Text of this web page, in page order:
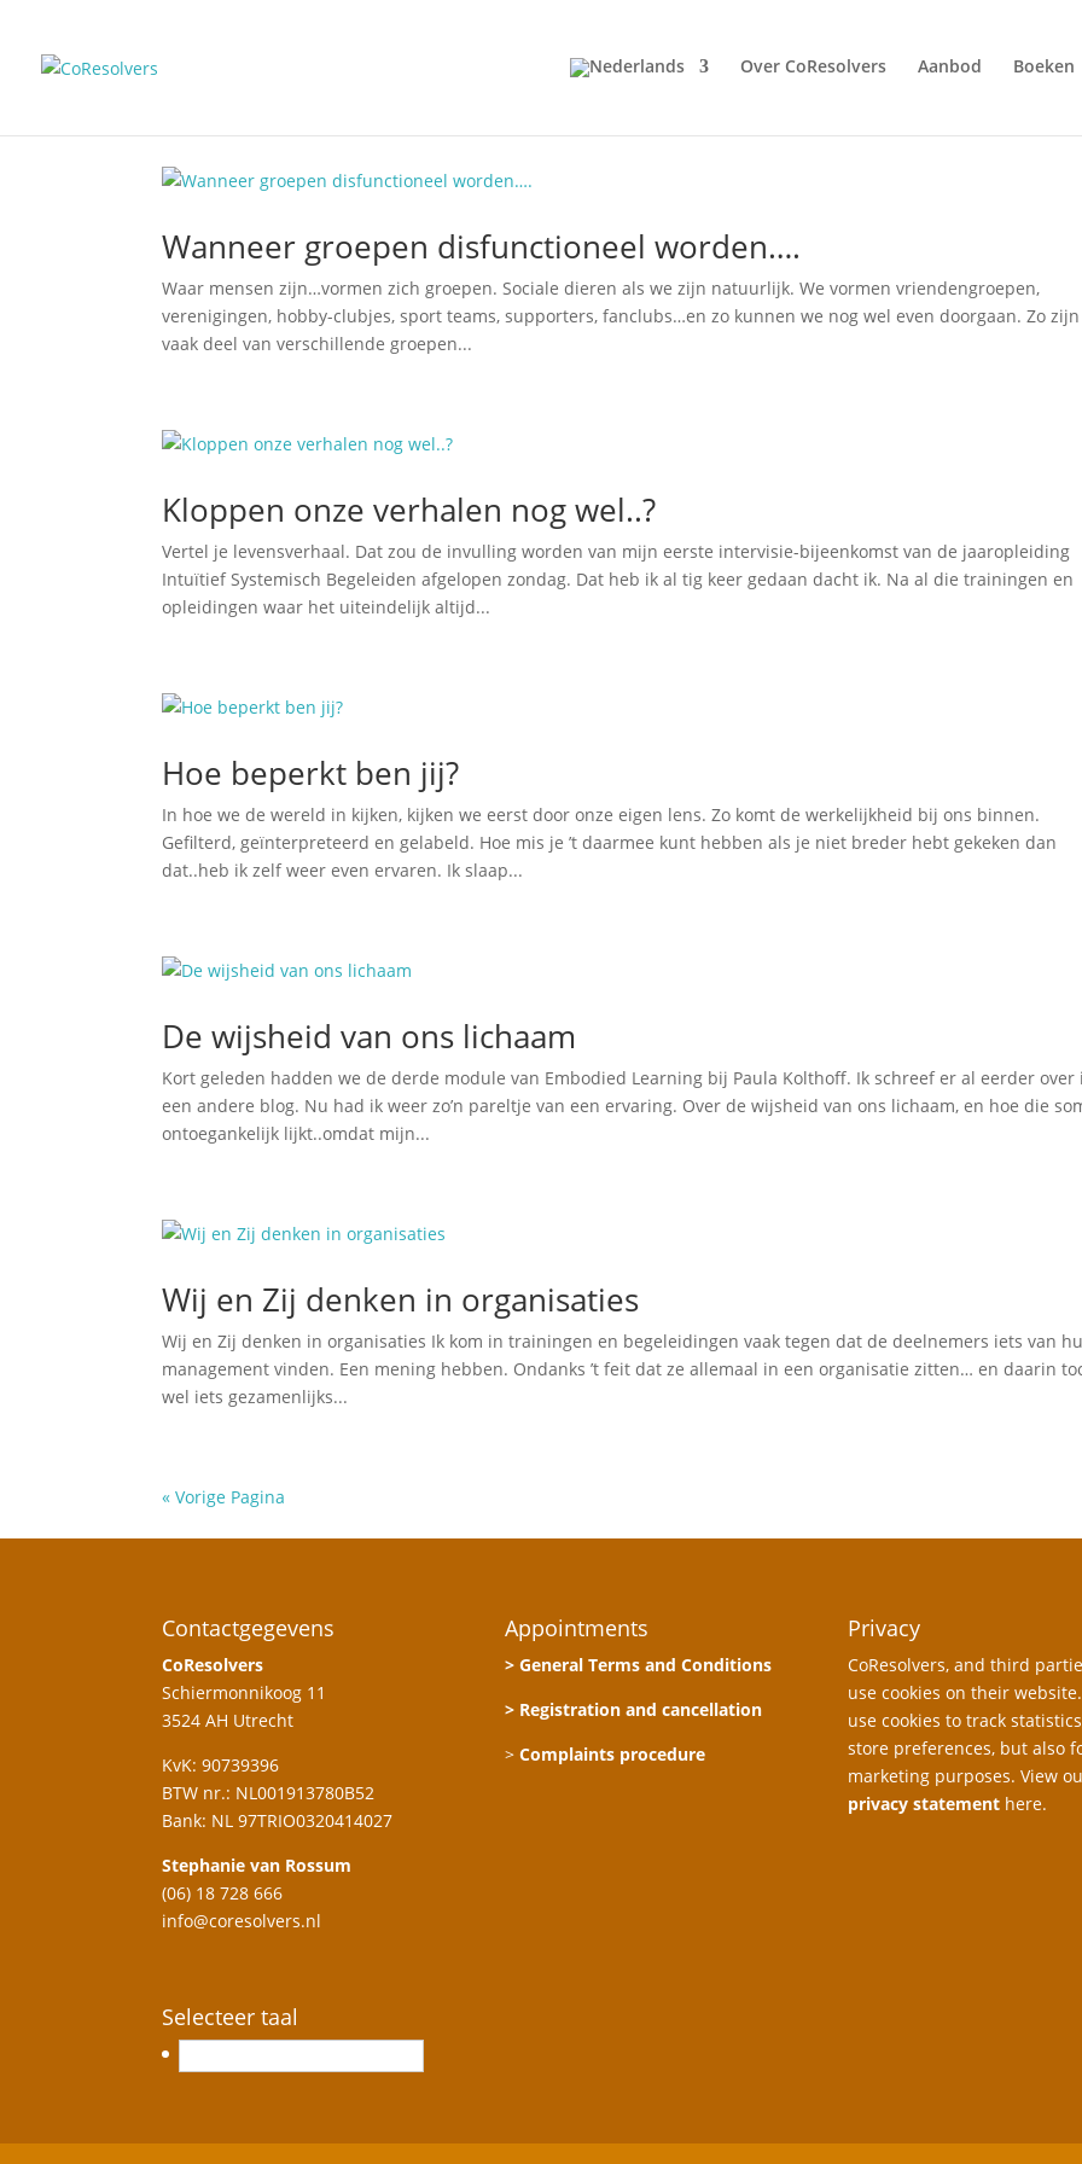
Over CoResolvers Aanbod Boeken
Wanneer groepen disfunctioneel worden….
Waar mensen zijn…vormen zich groepen. Sociale dieren als we zijn natuurlijk. We vormen vriendengroepen,
verenigingen, hobby-clubjes, sport teams, supporters, fanclubs…en zo kunnen we nog wel even doorgaan. Zo zijn
vaak deel van verschillende groepen...
Kloppen onze verhalen nog wel..?
Vertel je levensverhaal. Dat zou de invulling worden van mijn eerste intervisie-bijeenkomst van de jaaropleiding
Intuïtief Systemisch Begeleiden afgelopen zondag. Dat heb ik al tig keer gedaan dacht ik. Na al die trainingen en
opleidingen waar het uiteindelijk altijd...
Hoe beperkt ben jij?
In hoe we de wereld in kijken, kijken we eerst door onze eigen lens. Zo komt de werkelijkheid bij ons binnen.
Gefilterd, geïnterpreteerd en gelabeld. Hoe mis je ’t daarmee kunt hebben als je niet breder hebt gekeken dan
dat..heb ik zelf weer even ervaren. Ik slaap...
De wijsheid van ons lichaam
Kort geleden hadden we de derde module van Embodied Learning bij Paula Kolthoff. Ik schreef er al eerder over
een andere blog. Nu had ik weer zo’n pareltje van een ervaring. Over de wijsheid van ons lichaam, en hoe die
ontoegankelijk lijkt..omdat mijn...
Wij en Zij denken in organisaties
Wij en Zij denken in organisaties Ik kom in trainingen en begeleidingen vaak tegen dat de deelnemers iets van
management vinden. Een mening hebben. Ondanks ’t feit dat ze allemaal in een organisatie zitten… en daarin
wel iets gezamenlijks...
« Vorige Pagina
Contactgegevens
CoResolvers
Schiermonnikoog 11
3524 AH Utrecht
KvK: 90739396
BTW nr.: NL001913780B52
Bank: NL 97TRIO0320414027
Stephanie van Rossum
(06) 18 728 666
info@coresolvers.nl
Selecteer taal
Appointments
> General Terms and Conditions
> Registration and cancellation
> Complaints procedure
Privacy
CoResolvers, and third
use cookies on their
use cookies to track
store preferences, but also
marketing purposes. View
privacy statementhere.